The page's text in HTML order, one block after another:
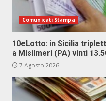
Comunicati Stampa
10eLotto: in Sicilia
a Misilmeri (PA) vinti
7 Agosto 2026